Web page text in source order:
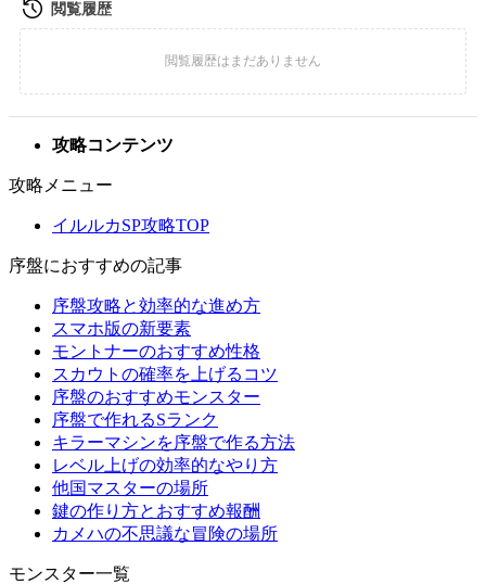
攻略コンテンツ
攻略メニュー
イルルカSP攻略TOP
序盤におすすめの記事
序盤攻略と効率的な進め方
スマホ版の新要素
モントナーのおすすめ性格
スカウトの確率を上げるコツ
序盤のおすすめモンスター
序盤で作れるSランク
キラーマシンを序盤で作る方法
レベル上げの効率的なやり方
他国マスターの場所
鍵の作り方とおすすめ報酬
カメハの不思議な冒険の場所
モンスター一覧